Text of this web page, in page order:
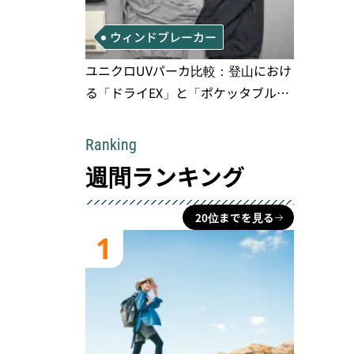
ウィンドブレーカー
ユニクロUVパーカ比較：登山におけ
る「ドライEX」と「ポケッタブル」
Ranking
週間ランキング
20位までを見る
1